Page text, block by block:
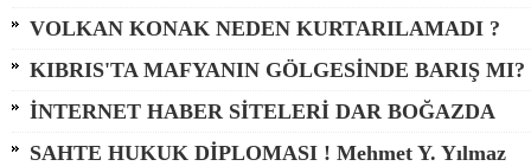
VOLKAN KONAK NEDEN KURTARILAMADI ?
KIBRIS'TA MAFYANIN GÖLGESİNDE BARIŞ MI?
İNTERNET HABER SİTELERİ DAR BOĞAZDA
SAHTE HUKUK DİPLOMASI ! Mehmet Y. Yılmaz